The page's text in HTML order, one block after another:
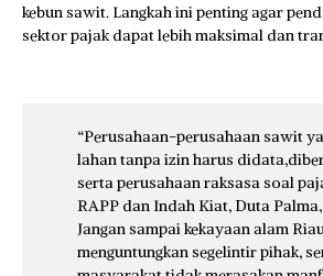
kebun sawit. Langkah ini penting agar
sektor pajak dapat lebih maksimal dan
“Perusahaan-perusahaan sawit
lahan tanpa izin harus
serta perusahaan raksasa soal
RAPP dan Indah Kiat, Duta
Jangan sampai kekayaan alam
menguntungkan segelintir pihak,